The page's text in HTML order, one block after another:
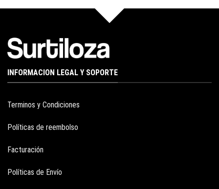
INFORMACION LEGAL Y SOPORTE
Terminos y Condiciones
Políticas de reembolso
Facturación
Políticas de Envío